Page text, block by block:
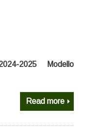
2025 Modello
Read more